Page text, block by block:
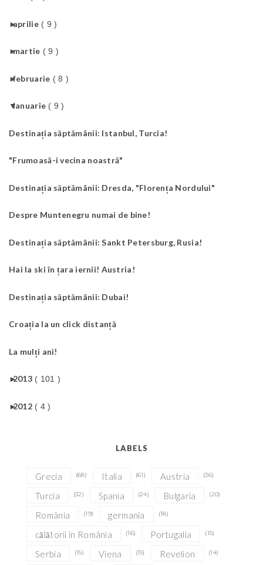
►
aprilie ( 9 )
►
martie ( 9 )
►
februarie ( 8 )
▼
ianuarie ( 9 )
Destinația săptămânii: Istanbul, Turcia!
"Frumoasă-i vecina noastră"
Destinația săptămânii: Dresda, "Florența Nordului"
Despre Muntenegru numai de bine!
Destinația săptămânii: Sankt Petersburg, Rusia!
Hai la ski în țara iernii! Austria!
Destinația săptămânii: Dubai!
Croația la un click distanță
La mulți ani!
►
2013 ( 101 )
►
2012 ( 4 )
LABELS
Grecia (68) Italia (61) Austria (36)
Turcia (32) Spania (24) Bulgaria (20)
România (19) germania (18)
călătorii în România (16) Portugalia (15)
Serbia (15) Viena (15) Revelion (14)